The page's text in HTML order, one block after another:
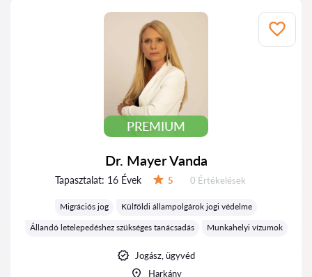
PREMIUM
Dr. Mayer Vanda
Tapasztalat: 16 Évek 5 Értékelések:
0 Értékelések
Migrációs jog
Külföldi állampolgárok jogi védelme
Állandó letelepedéshez szükséges tanácsadás
Munkahelyi vízumok
Jogász, ügyvéd
Harkány